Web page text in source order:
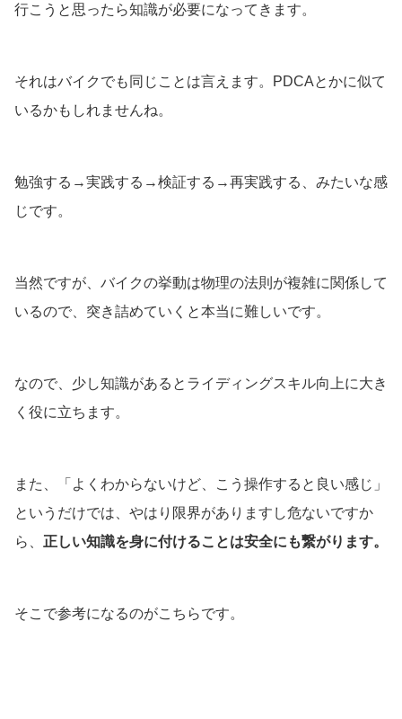
行こうと思ったら知識が必要になってきます。
それはバイクでも同じことは言えます。PDCAとかに似て
いるかもしれませんね。
勉強する→実践する→検証する→再実践する、みたいな感
じです。
当然ですが、バイクの挙動は物理の法則が複雑に関係して
いるので、突き詰めていくと本当に難しいです。
なので、少し知識があるとライディングスキル向上に大き
く役に立ちます。
また、「よくわからないけど、こう操作すると良い感じ」
というだけでは、やはり限界がありますし危ないですか
ら、 正しい知識を身に付けることは安全にも繋がります。
そこで参考になるのがこちらです。